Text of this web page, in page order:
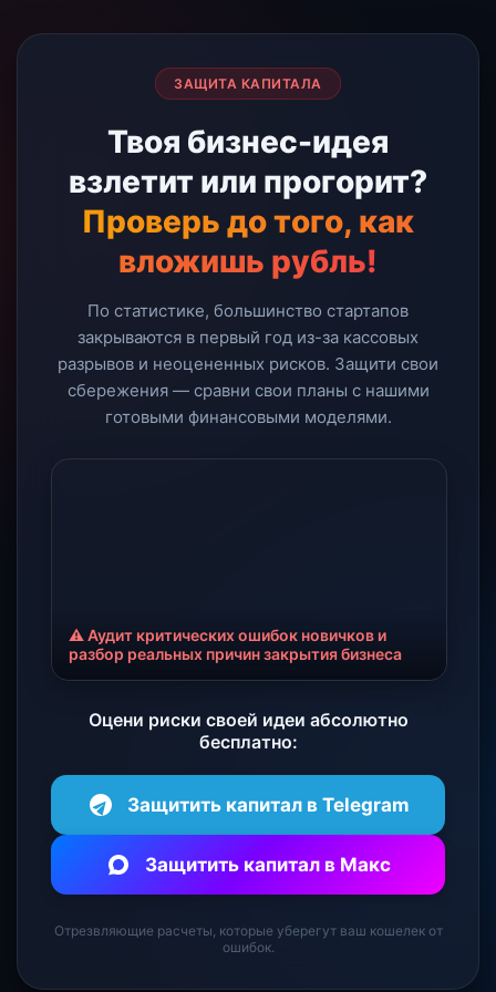
ЗАЩИТА КАПИТАЛА
Твоя бизнес-идея
взлетит или прогорит?
Проверь до того, как
вложишь рубль!
По статистике, большинство стартапов
закрываются в первый год из-за кассовых
разрывов и неоцененных рисков. Защити свои
сбережения — сравни свои планы с нашими
готовыми финансовыми моделями.
⚠️ Аудит критических ошибок новичков и
разбор реальных причин закрытия бизнеса
Оцени риски своей идеи абсолютно
бесплатно:
Защитить капитал в Telegram
Защитить капитал в Макс
Отрезвляющие расчеты, которые уберегут ваш кошелек от
ошибок.